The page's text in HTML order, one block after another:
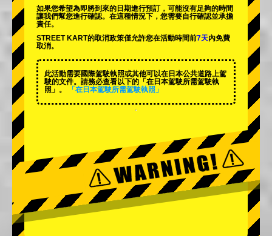
如果您希望為即將到來的日期進行預訂，可能沒有足夠的時間
讓我們幫您進行確認。在這種情況下，您需要自行確認並承擔
責任。
STREET KART的取消政策僅允許您在活動時間前7天內免費
取消。
此活動需要國際駕駛執照或其他可以在日本公共道路上駕
駛的文件。請務必查看以下的「在日本駕駛所需駕駛執
照」。
「在日本駕駛所需駕駛執照」